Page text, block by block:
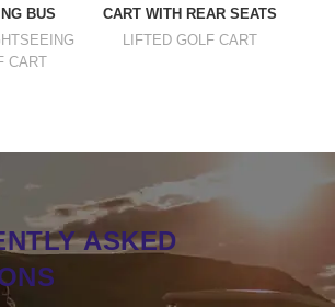
BUS
CART
CART WITH REAR SEATS
LIFTED GOLF CART
ASKED